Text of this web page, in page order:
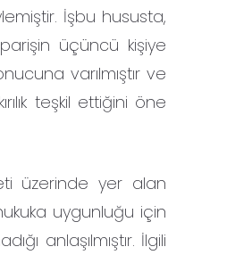
İşbu hususta,
üçüncü kişiye
varılmıştır ve
teşkil ettiğini öne
üzerinde yer alan
uygunluğu için
anlaşılmıştır. İlgili